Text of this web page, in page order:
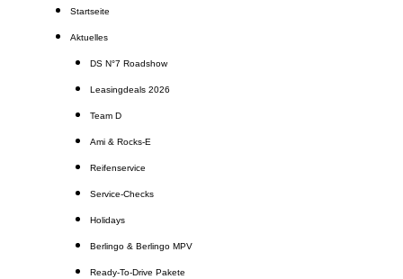
Startseite
Aktuelles
DS N°7 Roadshow
Leasingdeals 2026
Team D
Ami & Rocks-E
Reifenservice
Service-Checks
Holidays
Berlingo & Berlingo MPV
Ready-To-Drive Pakete